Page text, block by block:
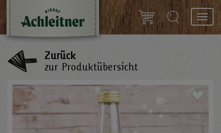
Zurück
zur Produktübersicht